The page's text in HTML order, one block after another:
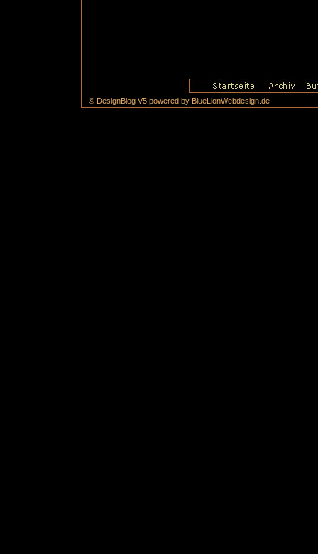
© DesignBlog V5 powered by BlueLionWebdesign.de